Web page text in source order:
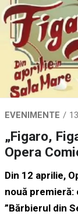
EVENIMENTE
„Figaro,
Opera
Din 12 aprilie,
nouă premieră:
”Bărbierul din